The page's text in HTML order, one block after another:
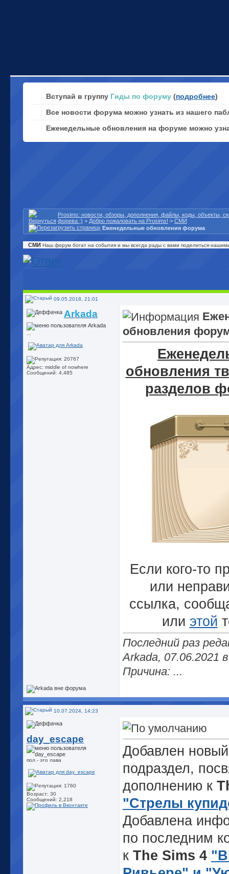
Вступай в группу Гиды по форуму (подробнее)
Все новости форума можно узнать из нашего
Еженедельные обновления на форуме можно
Prosims: новости, обзоры, дополнения, файлы, коды, объекты,
форева ;) > Добро пожаловать на Prosims! > СМИ
Еженедельные обновления форума
СМИ Наш форум богат на события и мы всегда рады с вами поделиться
09.05.2018, 21:01
Arkada
Адрес: middle of nowhere
Сообщений: 4,485
обновления
обновления
разделов
Если кого-то
или
ссылка,
или этой
Последний раз
Arkada, 07.06.2021
Причина: ...
10.07.2024, 14:23
day_escape
пол - это лава
Возраст: 30
Сообщений: 2,218
Добавлен новый
подраздел,
дополнению к
"Стрелы
Добавлена
по последним
к The Sims 4